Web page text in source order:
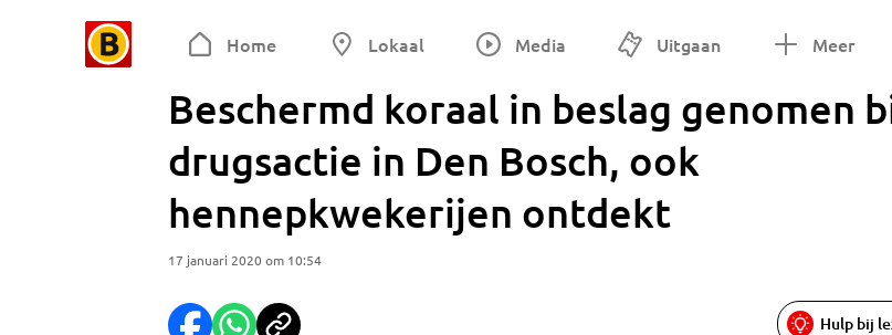
Home Lokaal Media Uitgaan Meer
Beschermd koraal in beslag genomen
drugsactie in Den Bosch, ook
hennepkwekerijen ontdekt
17 januari 2020 om 10:54
Hulp bij